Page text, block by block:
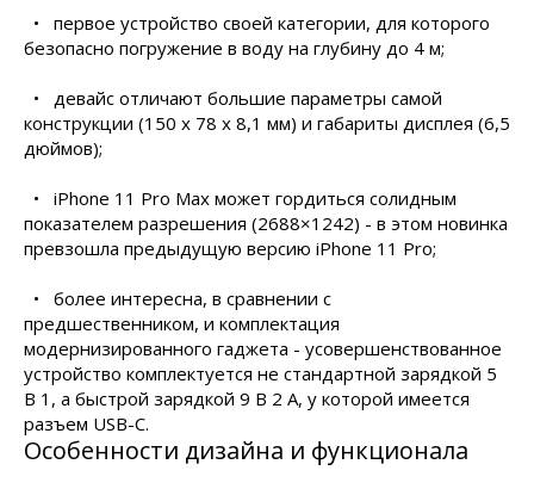
• первое устройство своей категории, для которого
безопасно погружение в воду на глубину до 4 м;
• девайс отличают большие параметры самой
конструкции (150 х 78 х 8,1 мм) и габариты дисплея (6,5
дюймов);
• iРhone 11 Рro Мax может гордиться солидным
показателем разрешения (2688×1242) - в этом новинка
превзошла предыдущую версию iРhone 11 Рro;
• более интересна, в сравнении с
предшественником, и комплектация
модернизированного гаджета - усовершенствованное
устройство комплектуется не стандартной зарядкой 5
В 1, а быстрой зарядкой 9 В 2 А, у которой имеется
разъем USB-C.
Особенности дизайна и функционала